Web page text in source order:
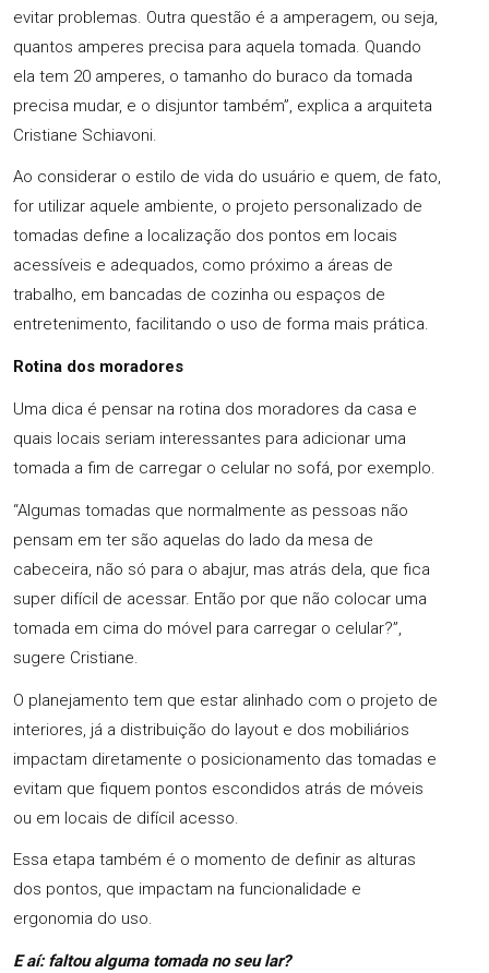
evitar problemas. Outra questão é a amperagem, ou seja,
quantos amperes precisa para aquela tomada. Quando
ela tem 20 amperes, o tamanho do buraco da tomada
precisa mudar, e o disjuntor também”, explica a arquiteta
Cristiane Schiavoni.
Ao considerar o estilo de vida do usuário e quem, de fato,
for utilizar aquele ambiente, o projeto personalizado de
tomadas define a localização dos pontos em locais
acessíveis e adequados, como próximo a áreas de
trabalho, em bancadas de cozinha ou espaços de
entretenimento, facilitando o uso de forma mais prática.
Rotina dos moradores
Uma dica é pensar na rotina dos moradores da casa e
quais locais seriam interessantes para adicionar uma
tomada a fim de carregar o celular no sofá, por exemplo.
“Algumas tomadas que normalmente as pessoas não
pensam em ter são aquelas do lado da mesa de
cabeceira, não só para o abajur, mas atrás dela, que fica
super difícil de acessar. Então por que não colocar uma
tomada em cima do móvel para carregar o celular?”,
sugere Cristiane.
O planejamento tem que estar alinhado com o projeto de
interiores, já a distribuição do layout e dos mobiliários
impactam diretamente o posicionamento das tomadas e
evitam que fiquem pontos escondidos atrás de móveis
ou em locais de difícil acesso.
Essa etapa também é o momento de definir as alturas
dos pontos, que impactam na funcionalidade e
ergonomia do uso.
E aí: faltou alguma tomada no seu lar?